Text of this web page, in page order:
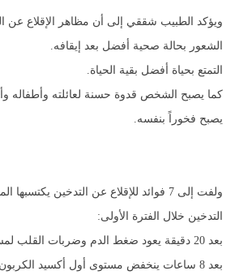
ويؤكد الطبيب شققي إلى أن مظاهر الإقلاع عن
الشعور بحالة صحية أفضل بعد إيقافه.
التمتع بحياة أفضل بقية الحياة.
كما يصبح الشخص قدوة حسنة لعائلته وأطفاله
يصبح فخوراً بنفسه.
ولفت إلى 7 فوائد للإقلاع عن التدخين
التدخين خلال الفترة الأولى:
بعد 20 دقيقة يعود ضغط الدم وضربات القلب لمستوياتها الطبيعية.
بعد 8 ساعات ينخفض مستوى أول أكسيد الكربون في الدم.